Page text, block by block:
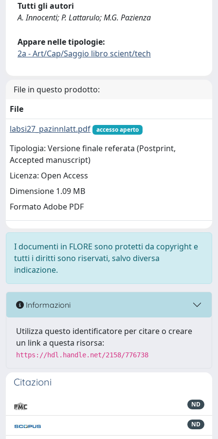
Tutti gli autori
A. Innocenti; P. Lattarulo; M.G. Pazienza
Appare nelle tipologie:
2a - Art/Cap/Saggio libro scient/tech
File in questo prodotto:
File
labsi27_pazinnlatt.pdf
accesso aperto
Tipologia: Versione finale referata (Postprint,
Accepted manuscript)
Licenza: Open Access
Dimensione 1.09 MB
Formato Adobe PDF
I documenti in FLORE sono protetti da copyright e
tutti i diritti sono riservati, salvo diversa
indicazione.
Informazioni
Utilizza questo identificatore per citare o creare
un link a questa risorsa:
https://hdl.handle.net/2158/776738
Citazioni
ND
ND